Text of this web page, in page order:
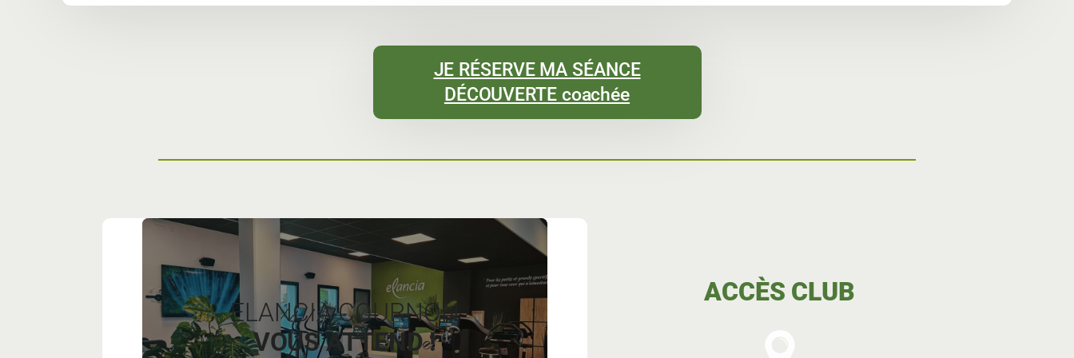
JE RÉSERVE MA SÉANCE
DÉCOUVERTE coachée
ELANCIA COURNON
VOUS ATTEND !
ACCÈS CLUB